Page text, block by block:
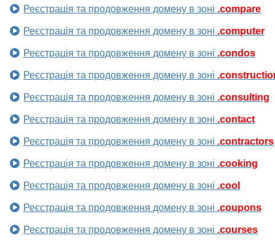
Реєстрація та продовження домену в зоні .compare
Реєстрація та продовження домену в зоні .computer
Реєстрація та продовження домену в зоні .condos
Реєстрація та продовження домену в зоні
Реєстрація та продовження домену в зоні .consulting
Реєстрація та продовження домену в зоні .contact
Реєстрація та продовження домену в зоні .contractors
Реєстрація та продовження домену в зоні .cooking
Реєстрація та продовження домену в зоні .cool
Реєстрація та продовження домену в зоні .coupons
Реєстрація та продовження домену в зоні .courses